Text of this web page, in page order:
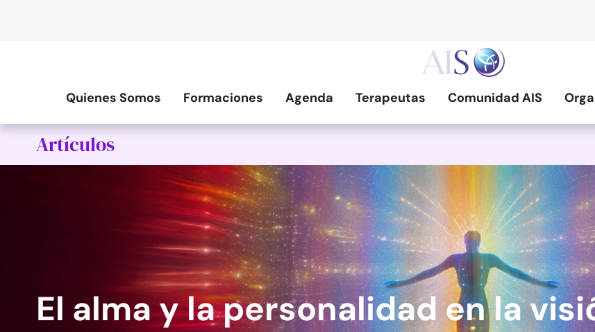
Quienes Somos Formaciones Agenda Terapeutas Comunidad AIS
Artículos
El alma y la personalidad en la